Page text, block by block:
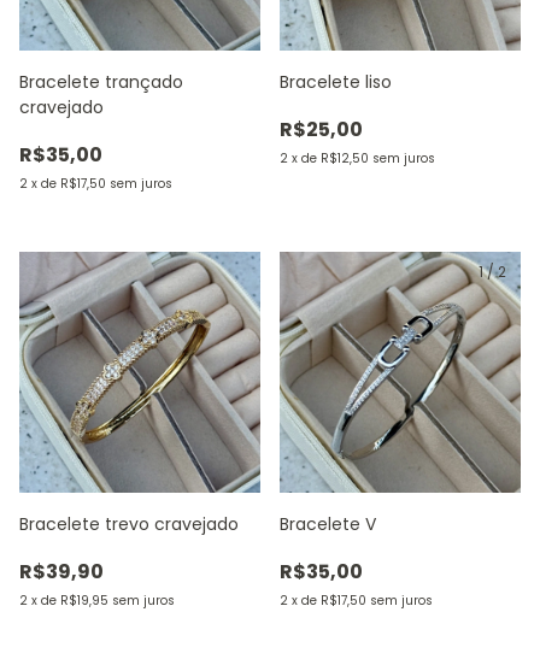
Bracelete trançado
cravejado
R$35,00
2 x de R$17,50 sem juros
Bracelete liso
R$25,00
2 x de R$12,50 sem juros
Bracelete trevo cravejado
R$39,90
2 x de R$19,95 sem juros
1/2
Bracelete V
R$35,00
2 x de R$17,50 sem juros